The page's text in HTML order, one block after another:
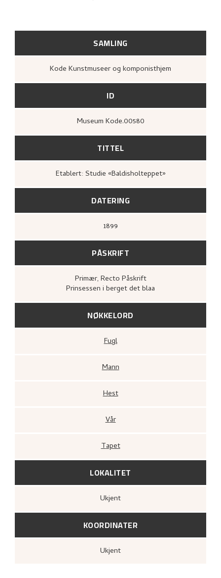
SAMLING
Kode Kunstmuseer og komponisthjem
ID
Museum Kode.00580
TITTEL
Etablert: Studie «Baldisholteppet»
DATERING
1899
PÅSKRIFT
Primær, Recto Påskrift
Prinsessen i berget det blaa
NØKKELORD
Fugl
Mann
Hest
Vår
Tapet
LOKALITET
Ukjent
KOORDINATER
Ukjent